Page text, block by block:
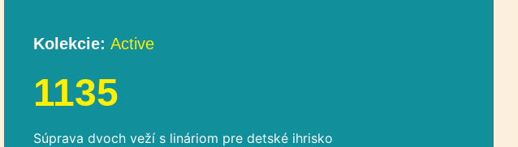
Kolekcie: Active
1135
Súprava dvoch veží s lináriom pre detské ihrisko